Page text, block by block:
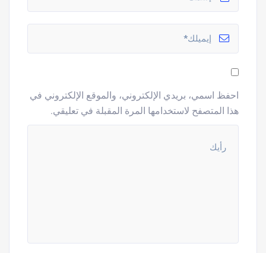
احفظ اسمي، بريدي الإلكتروني، والموقع الإلكتروني في
هذا المتصفح لاستخدامها المرة المقبلة في تعليقي.